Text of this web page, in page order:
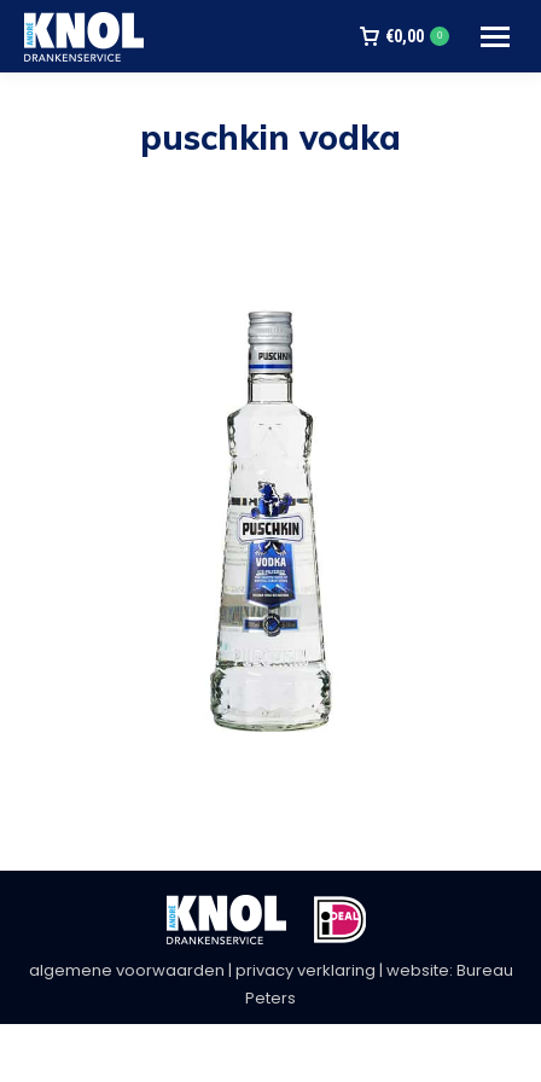
€0,00 0
puschkin vodka
algemene voorwaarden | privacy verklaring | website: Bureau
Peters